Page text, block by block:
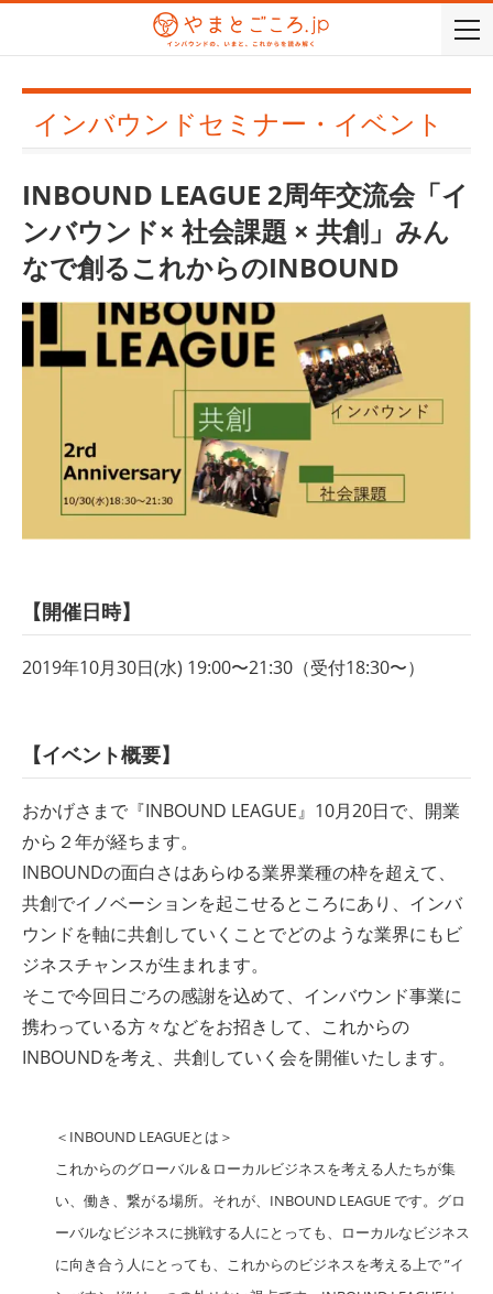
インバウンドセミナー・イベント
INBOUND LEAGUE 2周年交流会「イ
ンバウンド× 社会課題 × 共創」みん
なで創るこれからのINBOUND
【開催日時】
2019年10月30日(水) 19:00〜21:30（受付18:30〜）
【イベント概要】
おかげさまで『INBOUND LEAGUE』10月20日で、開業
から２年が経ちます。
INBOUNDの面白さはあらゆる業界業種の枠を超えて、
共創でイノベーションを起こせるところにあり、インバ
ウンドを軸に共創していくことでどのような業界にもビ
ジネスチャンスが生まれます。
そこで今回日ごろの感謝を込めて、インバウンド事業に
携わっている方々などをお招きして、これからの
INBOUNDを考え、共創していく会を開催いたします。
＜INBOUND LEAGUEとは＞
これからのグローバル＆ローカルビジネスを考える人たちが集
い、働き、繋がる場所。それが、INBOUND LEAGUE です。グロ
ーバルなビジネスに挑戦する人にとっても、ローカルなビジネス
に向き合う人にとっても、これからのビジネスを考える上で ”イ